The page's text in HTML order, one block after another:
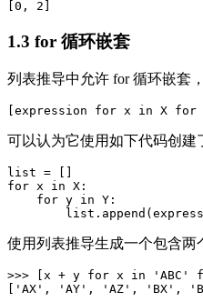
1.3 for 循环嵌套
列表推导中允许 for 循环嵌套
可以认为它使用如下代码创建
list = []
for x in X:
    for y in Y:
使用列表推导生成一个包含两
>>> [x + y for x in 'ABC'